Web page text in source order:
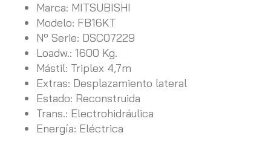
Marca: MITSUBISHI
Modelo: FB16KT
Nº Serie: DSC07229
Loadw.: 1600 Kg.
Mástil: Triplex 4,7m
Extras: Desplazamiento lateral
Estado: Reconstruida
Trans.: Electrohidráulica
Energía: Eléctrica